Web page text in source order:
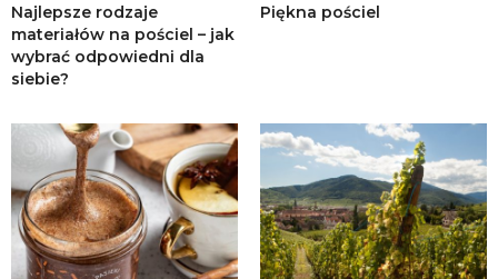
Najlepsze rodzaje
materiałów na pościel – jak
wybrać odpowiedni dla
siebie?
Piękna pościel